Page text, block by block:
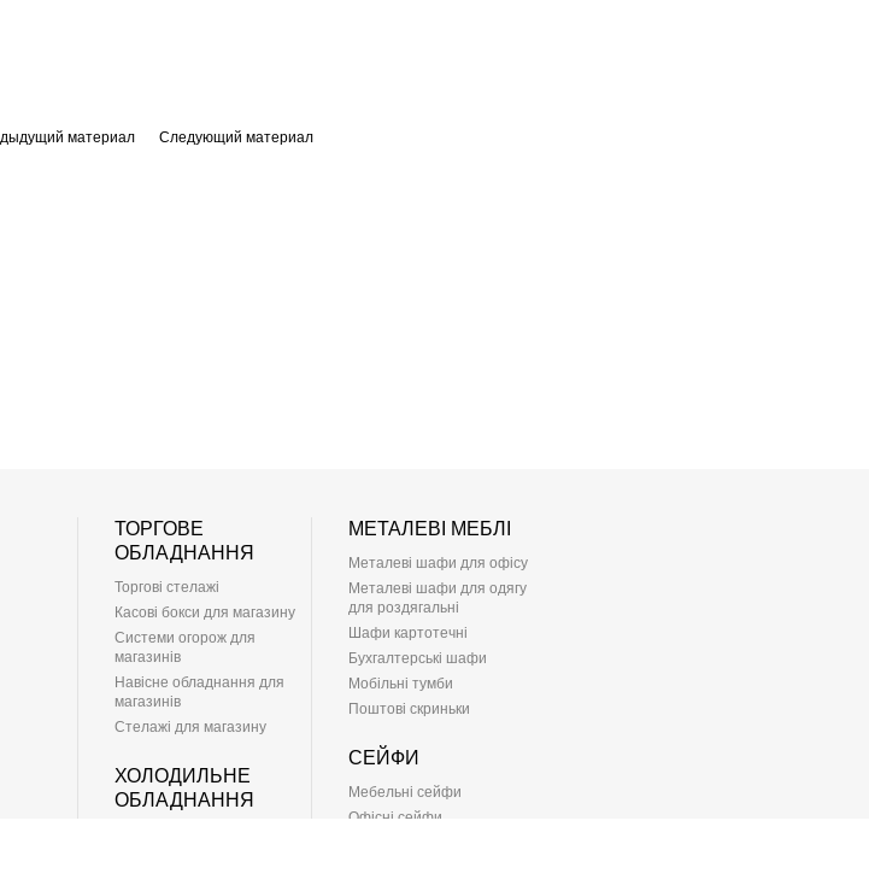
материал Следующий материал
ТОРГОВЕ
ОБЛАДНАННЯ
Торгові стелажі
Касові бокси для магазину
Системи огорож для
магазинів
Навісне обладнання для
магазинів
Стелажі для магазину
ХОЛОДИЛЬНЕ
ОБЛАДНАННЯ
МЕТАЛЕВІ МЕБЛІ
Металеві шафи для офісу
Металеві шафи для одягу
для роздягальні
Шафи картотечні
Бухгалтерські шафи
Мобільні тумби
Поштові скриньки
СЕЙФИ
Мебельні сейфи
Офісні сейфи